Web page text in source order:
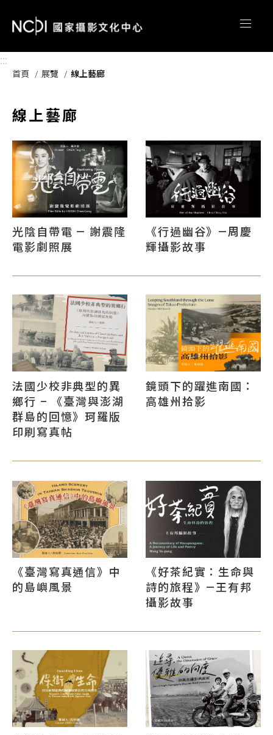
:::
首頁 展覽 線上藝廊
線上藝廊
光陰自帶電 — 謝震隆
電影劇照展
《行過幽谷》—周慶
輝攝影故事
法國少校非典型的異
鄉行 – 《臺灣與澎湖
群島的回憶》珂羅版
印刷寫真帖
鏡頭下的躍進南國：
高雄州拾影
《臺灣寫真通信》中
的島嶼風景
《好茶紀實：生命與
詩的旅程》—王有邦
攝影故事